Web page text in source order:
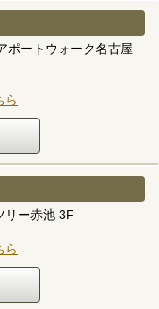
ポートウォーク名古屋
ら
ー赤池 3F
ら